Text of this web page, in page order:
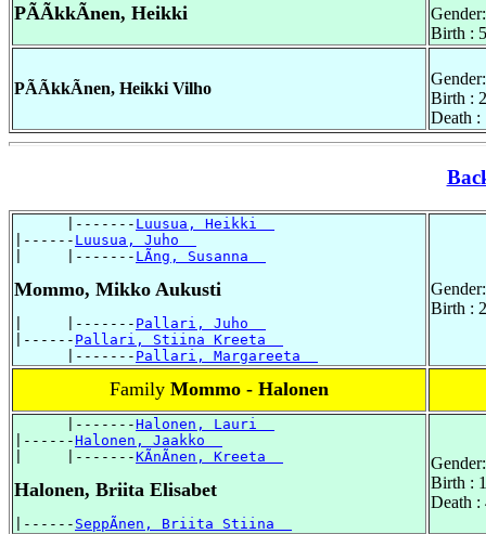
PÃÃkkÃnen, Heikki
Birth :
PÃÃkkÃnen, Heikki Vilho
Birth :
Death :
      |-------
Luusua, Heikki
|------ Luusua, Juho
|     |------- LÃng, Susanna
Mommo, Mikko Aukusti
|     |------- Pallari, Juho
|------ Pallari, Stiina Kreeta
      |-------
Pallari, Margareeta
Birth :
Family Mommo - Halonen
      |-------
Halonen, Lauri
|------Halonen, Jaakko
|     |-------KÃnÃnen, Kreeta
Halonen, Briita Elisabet
|------ SeppÃnen, Briita Stiina
Birth :
Death :